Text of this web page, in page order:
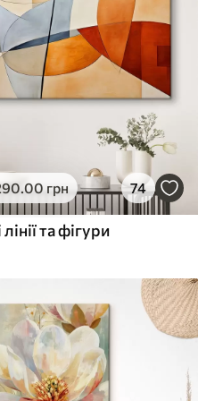
.00 грн 74
та фігури